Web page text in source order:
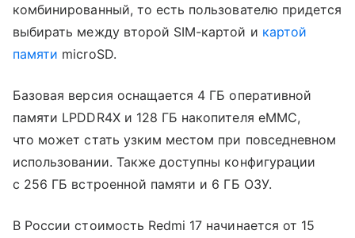
комбинированный, то есть пользователю придется
выбирать между второй SIM-картой и картой
памяти microSD.
Базовая версия оснащается 4 ГБ оперативной
памяти LPDDR4X и 128 ГБ накопителя eMMC,
что может стать узким местом при повседневном
использовании. Также доступны конфигурации
с 256 ГБ встроенной памяти и 6 ГБ ОЗУ.
В России стоимость Redmi 17 начинается от 15